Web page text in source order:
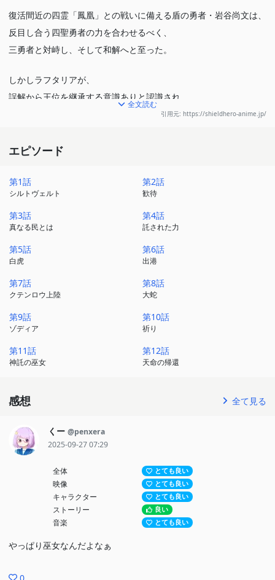
復活間近の四霊「鳳凰」との戦いに備える盾の勇者・岩谷尚文は、
反目し合う四聖勇者の力を合わせるべく、
三勇者と対峙し、そして和解へと至った。
しかしラフタリアが、
誤解から王位を継承する意識ありと認識され…
クテンロウという国の刺客に命を狙われてしまう。
尚文はクテンロウと話をつけるため、
盾の勇者を信仰する亜人たちに熱烈に歓迎されるが、
シルトヴェルトも一枚岩ではなく、尚文一行を歓迎しない者もい
た。
そして、クテンロウもまた政情不安を抱え、
ラフタリアが革命の旗印に祭り上げられていく。
混迷を極める情勢の中、
全文読む
引用元: https://shieldhero-anime.jp/
エピソード
第1話
シルトヴェルト
第2話
歓待
第3話
真なる民とは
第4話
託された力
第5話
白虎
第6話
出港
第7話
クテンロウ上陸
第8話
大蛇
第9話
ゾディア
第10話
祈り
第11話
神託の巫女
第12話
天命の帰還
感想 全て見る
くー @penxera
2025-09-27 07:29
全体 とても良い
映像 とても良い
キャラクター とても良い
ストーリー 良い
音楽 とても良い
やっぱり巫女なんだよなぁ
0